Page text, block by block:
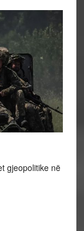
gjeopolitike në